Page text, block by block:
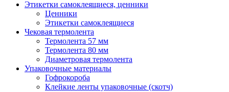
Этикетки самоклеящиеся, ценники
Ценники
Этикетки самоклеящиеся
Чековая термолента
Термолента 57 мм
Термолента 80 мм
Диаметровая термолента
Упаковочные материалы
Гофрокороба
Клейкие ленты упаковочные (скотч)